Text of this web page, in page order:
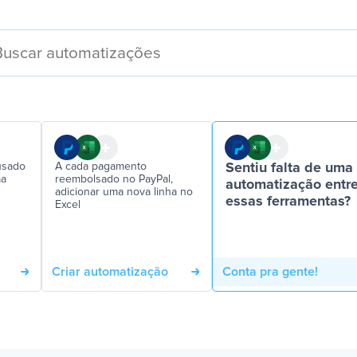
A cada pagamento
reembolsado no PayPal,
adicionar uma nova linha no
Excel
Criar automatização
Sentiu falta de uma
automatização
essas ferramentas?
Conta pra gente!